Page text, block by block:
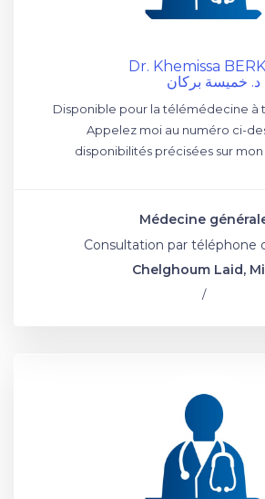
Dr. Khemissa
د. خميسة بركان
Disponible pour la télémédecine à
Appelez moi au numéro ci-
disponibilités précisées sur
Médecine
Consultation par téléphone
Chelghoum Laid,
/